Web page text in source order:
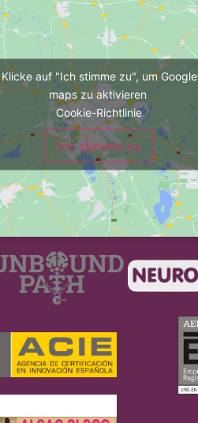
Klicke auf "Ich stimme zu", um Google
maps zu aktivieren
Cookie-Richtlinie
Ich stimme zu